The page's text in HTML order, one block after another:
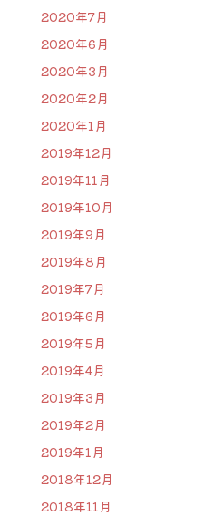
2020年7月
2020年6月
2020年3月
2020年2月
2020年1月
2019年12月
2019年11月
2019年10月
2019年9月
2019年8月
2019年7月
2019年6月
2019年5月
2019年4月
2019年3月
2019年2月
2019年1月
2018年12月
2018年11月